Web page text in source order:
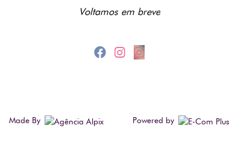
Voltamos em breve
Made By Powered by